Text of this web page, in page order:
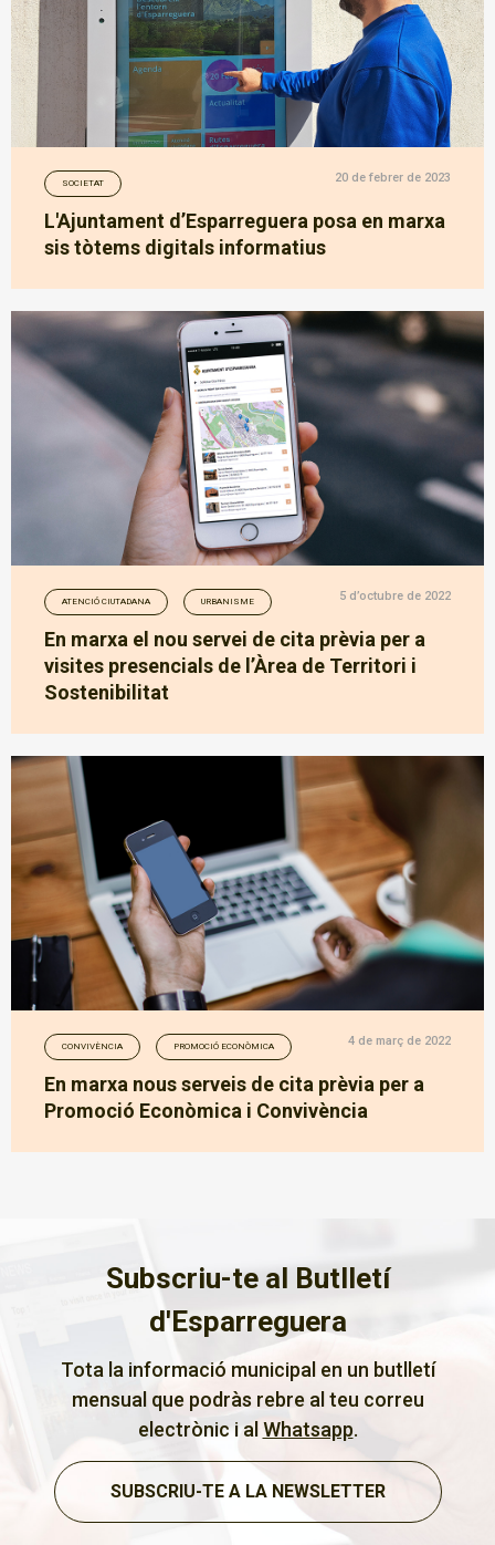
SOCIETAT 20 de febrer de 2023
L'Ajuntament d’Esparreguera posa en marxa
sis tòtems digitals informatius
ATENCIÓ CIUTADANA URBANISME 5 d’octubre de 2022
En marxa el nou servei de cita prèvia per a
visites presencials de l’Àrea de Territori i
Sostenibilitat
CONVIVÈNCIA PROMOCIÓ ECONÒMICA 4 de març de 2022
En marxa nous serveis de cita prèvia per a
Promoció Econòmica i Convivència
Subscriu-te al Butlletí
d'Esparreguera
Tota la informació municipal en un butlletí
mensual que podràs rebre al teu correu
electrònic i alWhatsapp.
SUBSCRIU-TE A LA NEWSLETTER